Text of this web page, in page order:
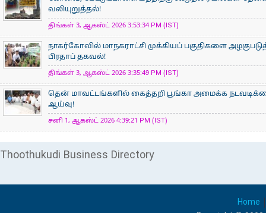
வலியுறுத்தல்!
திங்கள் 3, ஆகஸ்ட் 2026 3:53:34 PM (IST)
நாகர்கோவில் மாநகராட்சி முக்கியப் பகுதிகளை
பிரதாப் தகவல்!
திங்கள் 3, ஆகஸ்ட் 2026 3:35:49 PM (IST)
தென் மாவட்டங்களில் கைத்தறி பூங்கா அமைக்க
ஆய்வு!
சனி 1, ஆகஸ்ட் 2026 4:39:21 PM (IST)
Thoothukudi Business Directory
Home